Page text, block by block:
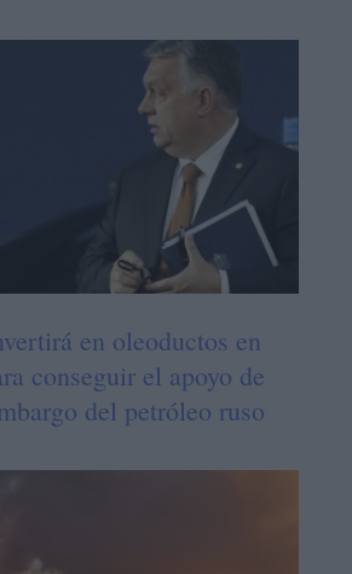
en oleoductos en
conseguir el apoyo de
del petróleo ruso